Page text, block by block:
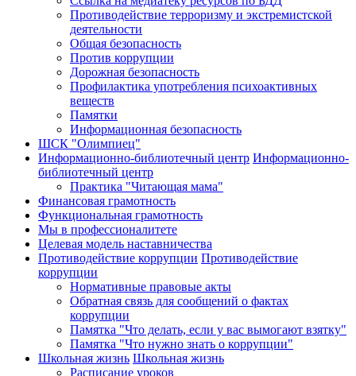
Противодействие терроризму и экстремистской
деятельности
Общая безопасность
Против коррупции
Дорожная безопасность
Профилактика употребления психоактивных
веществ
Памятки
Информационная безопасность
ШСК "Олимпиец"
Информационно-библиотечный центр Информационно-
библиотечный центр
Практика "Читающая мама"
Финансовая грамотность
Функциональная грамотность
Мы в профессионалитете
Целевая модель наставничества
Противодействие коррупции Противодействие
коррупции
Нормативные правовые акты
Обратная связь для сообщений о фактах
коррупции
Памятка "Что делать, если у вас вымогают взятку"
Памятка "Что нужно знать о коррупции"
Школьная жизнь Школьная жизнь
Расписание уроков